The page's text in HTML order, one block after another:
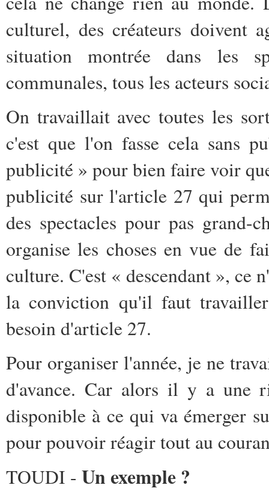
culturel, des créateurs doivent
situation montrée dans les
communales, tous les acteurs
On travaillait avec toutes les
c'est que l'on fasse cela sans
publicité » pour bien faire voir
publicité sur l'article 27 qui
des spectacles pour pas
organise les choses en vue de
culture. C'est « descendant », ce
la conviction qu'il faut
besoin d'article 27.
Pour organiser l'année, je ne
d'avance. Car alors il y a une
disponible à ce qui va émerger
pour pouvoir réagir tout au
TOUDI - Un exemple ?